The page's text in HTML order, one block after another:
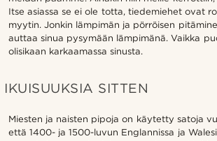
Itse asiassa se ei ole totta, tiedemiehet ovat
myytin. Jonkin lämpimän ja pörröisen
auttaa sinua pysymään lämpimänä. Vaikka
olisikaan karkaamassa sinusta.
IKUISUUKSIA SITTEN
Miesten ja naisten pipoja on käytetty satoja
että 1400- ja 1500-luvun Englannissa ja